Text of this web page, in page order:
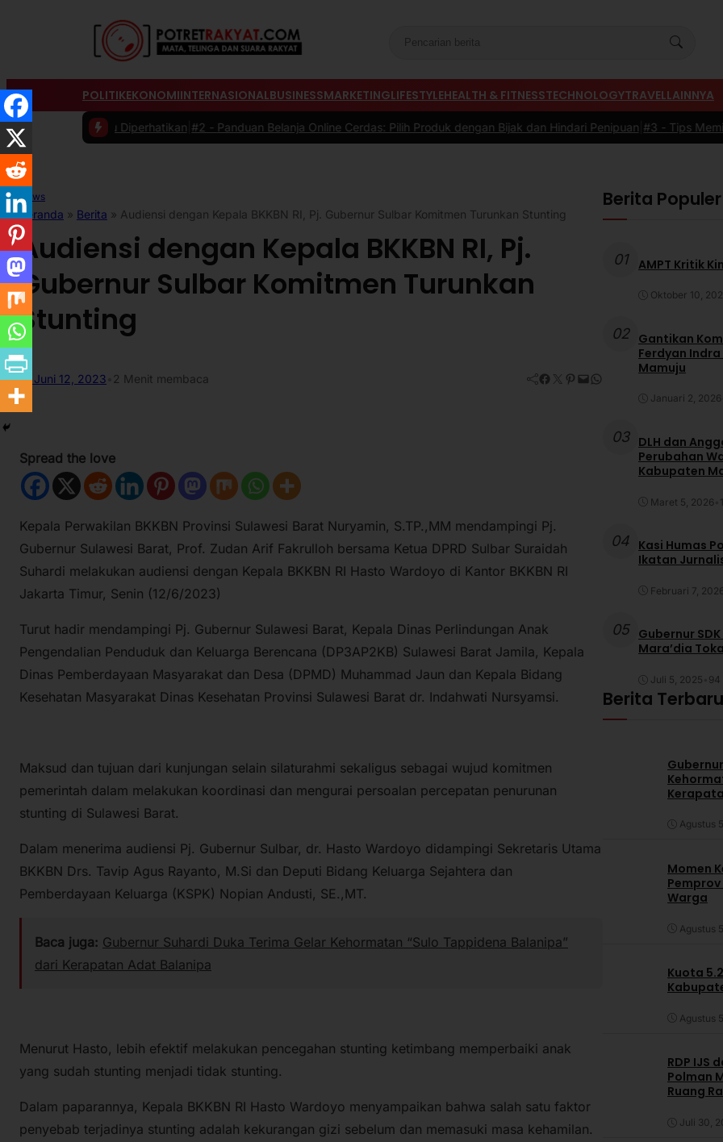
POLITIKEKONOMIINTERNASIONALBUSINESSMARKETINGLIFESTYLEHEALTH & FITNESSTECHNOLOGYTRAVELLAINNYA
Diperhatikan #2 - Panduan Belanja Online Cerdas: Pilih Produk dengan Bijak dan Hindari Penipuan|#3 -Tips Memilih Sepatu
News
Beranda » Berita » Audiensi dengan Kepala BKKBN RI, Pj. Gubernur Sulbar Komitmen Turunkan Stunting
Audiensi dengan Kepala BKKBN RI, Pj.
Gubernur Sulbar Komitmen Turunkan
Stunting
Juni 12, 2023 2 Menit membaca Facebook Twitter Pinterest Mail WhatsApp
Spread the love
Kepala Perwakilan BKKBN Provinsi Sulawesi Barat Nuryamin, S.TP.,MM mendampingi Pj.
Gubernur Sulawesi Barat, Prof. Zudan Arif Fakrulloh bersama Ketua DPRD Sulbar Suraidah
Suhardi melakukan audiensi dengan Kepala BKKBN RI Hasto Wardoyo di Kantor BKKBN RI
Jakarta Timur, Senin (12/6/2023)
Turut hadir mendampingi Pj. Gubernur Sulawesi Barat, Kepala Dinas Perlindungan Anak
Pengendalian Penduduk dan Keluarga Berencana (DP3AP2KB) Sulawesi Barat Jamila, Kepala
Dinas Pemberdayaan Masyarakat dan Desa (DPMD) Muhammad Jaun dan Kepala Bidang
Kesehatan Masyarakat Dinas Kesehatan Provinsi Sulawesi Barat dr. Indahwati Nursyamsi.
Maksud dan tujuan dari kunjungan selain silaturahmi sekaligus sebagai wujud komitmen
pemerintah dalam melakukan koordinasi dan mengurai persoalan percepatan penurunan
stunting di Sulawesi Barat.
Dalam menerima audiensi Pj. Gubernur Sulbar, dr. Hasto Wardoyo didampingi Sekretaris Utama
BKKBN Drs. Tavip Agus Rayanto, M.Si dan Deputi Bidang Keluarga Sejahtera dan
Pemberdayaan Keluarga (KSPK) Nopian Andusti, SE.,MT.
Baca juga: Gubernur Suhardi Duka Terima Gelar Kehormatan “Sulo Tappidena Balanipa”
dari Kerapatan Adat Balanipa
Menurut Hasto, lebih efektif melakukan pencegahan stunting ketimbang memperbaiki anak
yang sudah stunting menjadi tidak stunting.
Dalam paparannya, Kepala BKKBN RI Hasto Wardoyo menyampaikan bahwa salah satu faktor
penyebab terjadinya stunting adalah kekurangan gizi sebelum dan memasuki masa kehamilan.
Berita Populer
01 AMPT Kritik
Oktober 10,
02
Gantikan
Ferdyan
Mamuju
Januari 2, 2026
03
DLH dan
Perubahan
Kabupaten
Maret 5, 2026
04 Kasi Humas
Ikatan
Februari 7, 2026
05
Gubernur
Mara’dia
Juli 5, 2025 94
Berita Terbaru
Agustus
Momen
Warga
Agustus
Kuota
Agustus
RDP IJS
Polman
Ruang
Juli 30,